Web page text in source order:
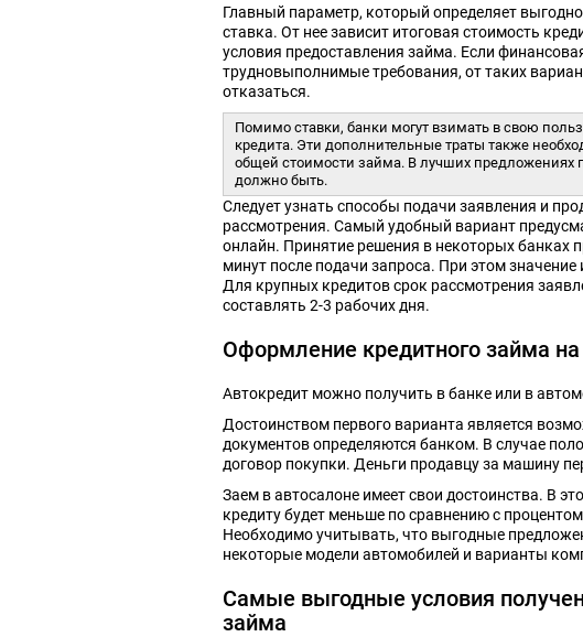
Главный параметр, который определяет
ставка. От нее зависит итоговая стоимость
условия предоставления займа. Если
трудновыполнимые требования, от таких
отказаться.
Помимо ставки, банки могут взимать в свою
кредита. Эти дополнительные траты также
общей стоимости займа. В лучших предложениях
должно быть.
Следует узнать способы подачи заявления и
рассмотрения. Самый удобный вариант
онлайн. Принятие решения в некоторых банках
минут после подачи запроса. При этом
Для крупных кредитов срок рассмотрения
составлять 2-3 рабочих дня.
Оформление кредитного займа
Автокредит можно получить в банке или в
Достоинством первого варианта является
документов определяются банком. В случае
договор покупки. Деньги продавцу за машину
Заем в автосалоне имеет свои достоинства. В
кредиту будет меньше по сравнению с
Необходимо учитывать, что выгодные
некоторые модели автомобилей и варианты
Самые выгодные условия
займа